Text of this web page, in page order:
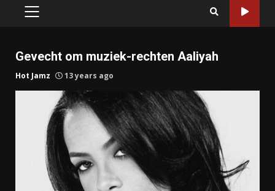
PRIMARY
Gevecht om muziek-rechten Aaliyah
Hot Jamz 13 years ago